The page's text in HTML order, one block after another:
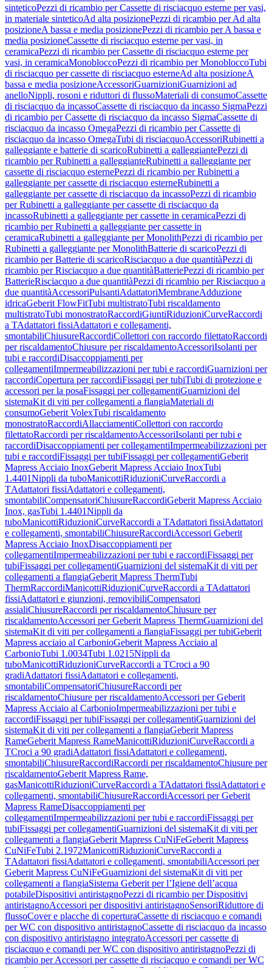
sinteticoPezzi di ricambio per Cassette di risciacquo esterne per vasi,
in materiale sinteticoAd alta posizionePezzi di ricambio per Ad alta
posizioneA bassa e media posizionePezzi di ricambio per A bassa e
media posizioneCassette di risciacquo esterne per vasi, in
ceramicaPezzi di ricambio per Cassette di risciacquo esterne per
vasi, in ceramicaMonobloccoPezzi di ricambio per MonobloccoTubi
di risciacquo per cassette di risciacquo esterneAd alta posizioneA
bassa e media posizioneAccessoriGuarnizioniGuarnizioni ad
anelloNippli, rosoni e riduttori di flussoMateriali di consumoCassette
di risciacquo da incassoCassette di risciacquo da incasso SigmaPezzi
di ricambio per Cassette di risciacquo da incasso SigmaCassette di
risciacquo da incasso OmegaPezzi di ricambio per Cassette di
risciacquo da incasso OmegaTubi di risciacquoAccessoriRubinetti a
galleggiante e batterie di scaricoRubinetti a galleggiantePezzi di
ricambio per Rubinetti a galleggianteRubinetti a galleggiante per
cassette di risciacquo esternePezzi di ricambio per Rubinetti a
galleggiante per cassette di risciacquo esterneRubinetti a
galleggiante per cassette di risciacquo da incassoPezzi di ricambio
per Rubinetti a galleggiante per cassette di risciacquo da
incassoRubinetti a galleggiante per cassette in ceramicaPezzi di
ricambio per Rubinetti a galleggiante per cassette in
ceramicaRubinetti a galleggiante per MonolithPezzi di ricambio per
Rubinetti a galleggiante per MonolithBatterie di scaricoPezzi di
ricambio per Batterie di scaricoRisciacquo a due quantitàPezzi di
ricambio per Risciacquo a due quantitàBatteriePezzi di ricambio per
BatterieRisciacquo a due quantitàPezzi di ricambio per Risciacquo a
due quantitàAccessoriPulsantiAdattatoriMembraneAdduzione
idricaGeberit FlowFitTubi multistratoTubi riscaldamento
multistratoTubi monostratoRaccordiGiuntiRiduzioniCurveRaccordi
a TAdattatori fissiAdattatori e collegamenti,
smontabiliChiusureRaccordiCollettori con raccordo filettatoRaccordi
per riscaldamentoChiusure per riscaldamentoAccessoriIsolanti per
tubi e raccordiDisaccoppiamenti per
collegamentiImpermeabilizzazioni per tubi e raccordiGuarnizioni per
raccordiCopertura per raccordiFissaggi per tubiTubi di protezione e
accessori per la posaFissaggi per collegamentiGuarnizioni del
sistemaKit di viti per collegamenti a flangiaMateriali di
consumoGeberit VolexTubi riscaldamento
monostratoRaccordiAllacciamentiCollettori con raccordo
filettatoRaccordi per riscaldamentoAccessoriIsolanti per tubi e
raccordiDisaccoppiamenti per collegamentiImpermeabilizzazioni per
tubi e raccordiFissaggi per tubiFissaggi per collegamentiGeberit
Mapress Acciaio InoxGeberit Mapress Acciaio InoxTubi
1.4401Nippli da tuboManicottiRiduzioniCurveRaccordi a
TAdattatori fissiAdattatori e collegamenti,
smontabiliCompensatoriChiusureRaccordiGeberit Mapress Acciaio
Inox, gasTubi 1.4401Nippli da
tuboManicottiRiduzioniCurveRaccordi a TAdattatori fissiAdattatori
e collegamenti, smontabiliChiusureRaccordiAccessori Geberit
Mapress Acciaio InoxDisaccoppiamenti per
collegamentiImpermeabilizzazioni per tubi e raccordiFissaggi per
tubiFissaggi per collegamentiGuarnizioni del sistemaKit di viti per
collegamenti a flangiaGeberit Mapress ThermTubi
ThermRaccordiManicottiRiduzioniCurveRaccordi a TAdattatori
fissiAdattatori e giunzioni, removibiliCompensatori
assialiChiusureRaccordi per riscaldamentoChiusure per
riscaldamentoAccessori per Geberit Mapress ThermGuarnizioni del
sistemaKit di viti per collegamenti a flangiaFissaggi per tubiGeberit
Mapress acciaio al CarbonioGeberit Mapress Acciaio al
CarbonioTubi 1.0034Tubi 1.0215Nippli da
tuboManicottiRiduzioniCurveRaccordi a TCroci a 90
gradiAdattatori fissiAdattatori e collegamenti,
smontabiliCompensatoriChiusureRaccordi per
riscaldamentoChiusure per riscaldamentoAccessori per Geberit
Mapress Acciaio al CarbonioImpermeabilizzazioni per tubi e
raccordiFissaggi per tubiFissaggi per collegamentiGuarnizioni del
sistemaKit di viti per collegamenti a flangiaGeberit Mapress
RameGeberit Mapress RameManicottiRiduzioniCurveRaccordi a
TCroci a 90 gradiAdattatori fissiAdattatori e collegamenti,
smontabiliChiusureRaccordiRaccordi per riscaldamentoChiusure per
riscaldamentoGeberit Mapress Rame,
gasManicottiRiduzioniCurveRaccordi a TAdattatori fissiAdattatori e
collegamenti, smontabiliChiusureRaccordiAccessori per Geberit
Mapress RameDisaccoppiamenti per
collegamentiImpermeabilizzazioni per tubi e raccordiFissaggi per
tubiFissaggi per collegamentiGuarnizioni del sistemaKit di viti per
collegamenti a flangiaGeberit Mapress CuNiFeGeberit Mapress
CuNiFeTubi 2.1972ManicottiRiduzioniCurveRaccordi a
TAdattatori fissiAdattatori e collegamenti, smontabiliAccessori per
Geberit Mapress CuNiFeGuarnizioni del sistemaKit di viti per
collegamenti a flangiaSistema Geberit per l’Igiene dell’acqua
potabileDispositivi antiristagnoPezzi di ricambio per Dispositivi
antiristagnoAccessori per dispositivi antiristagnoSensoriRiduttore di
flussoCover e placche di coperturaCassette di risciacquo e comandi
per WC con dispositivo antiristagnoCassette di risciacquo da incasso
con dispositivo antiristagno integratoAccessori per cassette di
risciacquo e comandi per WC con dispositivo antiristagnoPezzi di
ricambio per Accessori per cassette di risciacquo e comandi per WC